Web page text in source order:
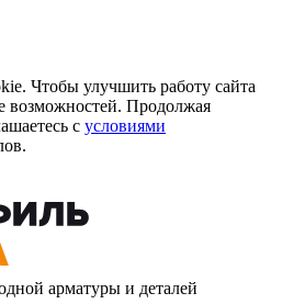
Чтобы улучшить работу сайта
возможностей. Продолжая
с условиями
арматуры и деталей